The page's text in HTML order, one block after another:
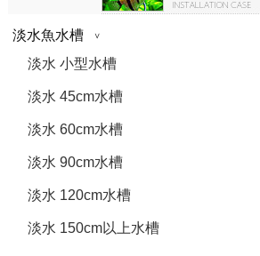
淡水魚水槽
淡水 小型水槽
淡水 45cm水槽
淡水 60cm水槽
淡水 90cm水槽
淡水 120cm水槽
淡水 150cm以上水槽